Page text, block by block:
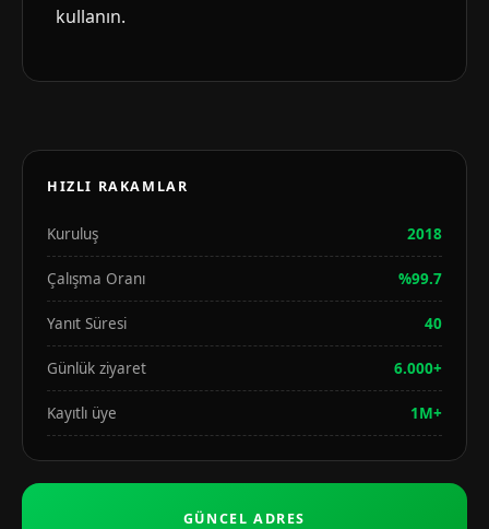
kullanın.
HIZLI RAKAMLAR
Kuruluş 2018
Çalışma Oranı %99.7
Yanıt Süresi 40
Günlük ziyaret 6.000+
Kayıtlı üye 1M+
GÜNCEL ADRES